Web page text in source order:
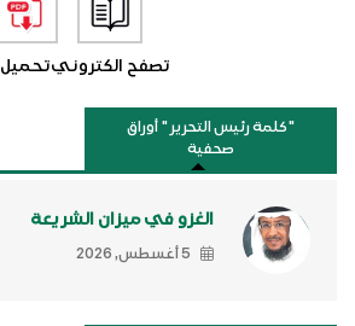
تصفح الكترونيتحميل
"كلمة رئيس التحرير " أوراق
صحفية
الغزو في ميزان الشريعة
5 أغسطس, 2026